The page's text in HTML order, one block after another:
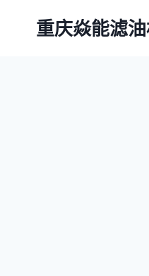
重庆焱能滤